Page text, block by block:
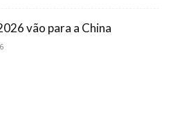
vão para a China